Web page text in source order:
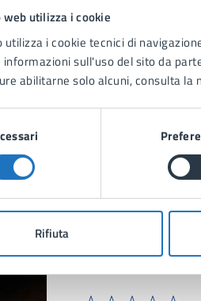
web utilizza i cookie
utilizza i cookie tecnici di
informazioni sull'uso del sito da
abilitarne solo alcuni, consulta la
RifiutaQuanto sono
pagina?